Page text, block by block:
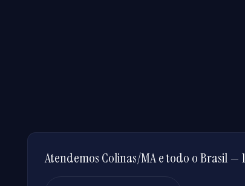
Atendemos Colinas/MA e todo o Brasil —